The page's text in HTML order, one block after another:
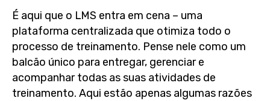
É aqui que o LMS entra em cena – uma
plataforma centralizada que otimiza todo o
processo de treinamento. Pense nele como um
balcão único para entregar, gerenciar e
acompanhar todas as suas atividades de
treinamento. Aqui estão apenas algumas razões